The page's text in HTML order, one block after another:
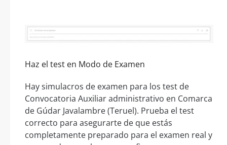
Haz el test en Modo de Examen
Hay simulacros de examen para los test de
Convocatoria Auxiliar administrativo en Comarca
de Gúdar Javalambre (Teruel). Prueba el test
correcto para asegurarte de que estás
completamente preparado para el examen real y